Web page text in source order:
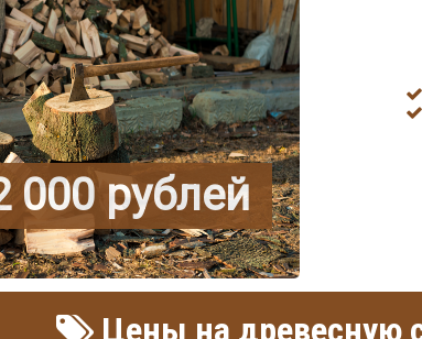
000 рублей
Цены на древесную